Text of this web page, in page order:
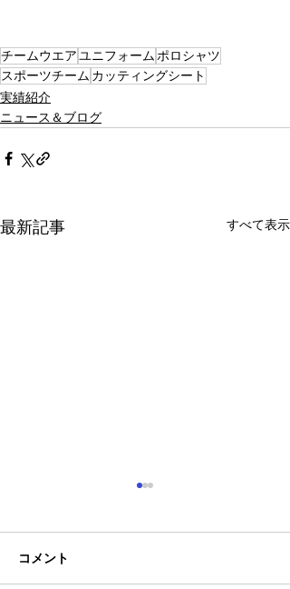
チームウエアユニフォーム ポロシャツ
スポーツチーム カッティングシート
実績紹介
ニュース＆ブログ
最新記事 すべて表示
コメント